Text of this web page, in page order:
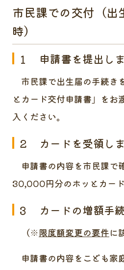
市民課での交付（出
時）
１ 申請書を提出し
市民課で出生届の手続き
とカード交付申請書」をお
入ください。
２ カードを受領し
申請書の内容を市民課で
30,000円分のホッとカード
３ カードの増額手
（※限度額変更の要件に
申請書の内容をこども家